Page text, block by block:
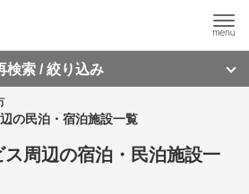
検索 / 絞り込み
の民泊・宿泊施設一覧
ス周辺の宿泊・民泊施設一